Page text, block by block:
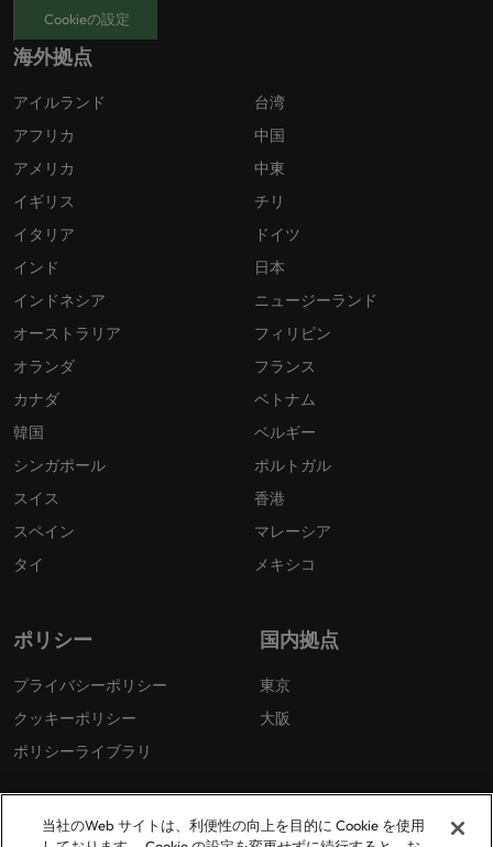
Cookieの設定
海外拠点
アイルランド
アフリカ
アメリカ
イギリス
イタリア
インド
インドネシア
オーストラリア
オランダ
カナダ
韓国
シンガポール
スイス
スペイン
タイ
台湾
中国
中東
チリ
ドイツ
日本
ニュージーランド
フィリピン
フランス
ベトナム
ベルギー
ポルトガル
香港
マレーシア
メキシコ
ポリシー
プライバシーポリシー
クッキーポリシー
ポリシーライブラリ
国内拠点
東京
大阪
当社のWeb サイトは、利便性の向上を目的に Cookie を使用